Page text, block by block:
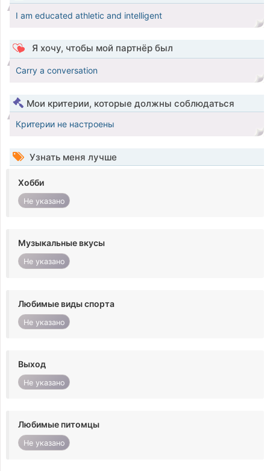
I am educated athletic and intelligent
Я хочу, чтобы мой партнёр был
Carry a conversation
Мои критерии, которые должны соблюдаться
Критерии не настроены
Узнать меня лучше
Хобби
Не указано
Музыкальные вкусы
Не указано
Любимые виды спорта
Не указано
Выход
Не указано
Любимые питомцы
Не указано